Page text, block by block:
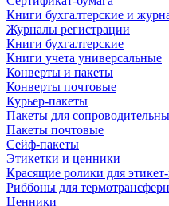
Книги бухгалтерские и
Журналы регистрации
Книги бухгалтерские
Книги учета универсальные
Конверты и пакеты
Конверты почтовые
Курьер-пакеты
Пакеты для
Пакеты почтовые
Сейф-пакеты
Этикетки и ценники
Красящие ролики для
Риббоны для
Ценники